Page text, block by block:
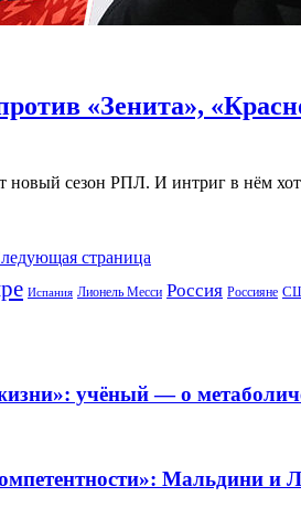
«Зенита»,
новый сезон РПЛ. И интриг в нём
страница
Испания Лионель Месси Россия Россияне
учёный — о
Мальдини и